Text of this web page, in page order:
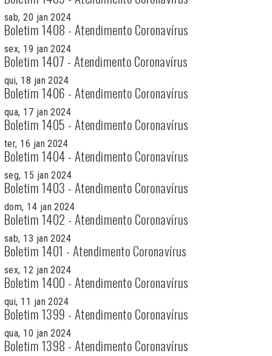
sab, 20 jan 2024
Boletim 1408 - Atendimento Coronavírus
sex, 19 jan 2024
Boletim 1407 - Atendimento Coronavírus
qui, 18 jan 2024
Boletim 1406 - Atendimento Coronavírus
qua, 17 jan 2024
Boletim 1405 - Atendimento Coronavírus
ter, 16 jan 2024
Boletim 1404 - Atendimento Coronavírus
seg, 15 jan 2024
Boletim 1403 - Atendimento Coronavírus
dom, 14 jan 2024
Boletim 1402 - Atendimento Coronavírus
sab, 13 jan 2024
Boletim 1401 - Atendimento Coronavírus
sex, 12 jan 2024
Boletim 1400 - Atendimento Coronavírus
qui, 11 jan 2024
Boletim 1399 - Atendimento Coronavírus
qua, 10 jan 2024
Boletim 1398 - Atendimento Coronavírus